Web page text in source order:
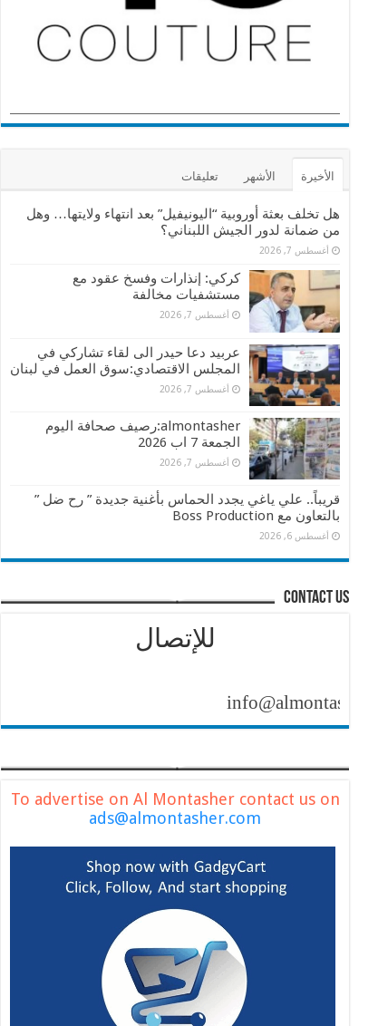
الأخيرة الأشهر تعليقات
هل تخلف بعثة أوروبية “اليونيفيل” بعد انتهاء ولايتها… وهل
من ضمانة لدور الجيش اللبناني؟
أغسطس 7, 2026
كركي: إنذارات وفسخ عقود مع
مستشفيات مخالفة
أغسطس 7, 2026
عربيد دعا حيدر الى لقاء تشاركي في
المجلس الاقتصادي:سوق العمل في لبنان
أغسطس 7, 2026
almontasher:رصيف صحافة اليوم
الجمعة 7 اب 2026
أغسطس 7, 2026
قريباً.. علي ياغي يجدد الحماس بأغنية جديدة ” رح ضل ”
بالتعاون مع Boss Production
أغسطس 6, 2026
contact us
للإتصال
info@almontasher.com
To advertise on Al Montasher contact us on
ads@almontasher.com